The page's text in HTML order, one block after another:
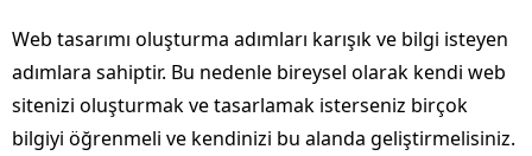
Web tasarımı oluşturma adımları karışık ve bilgi isteyen
adımlara sahiptir. Bu nedenle bireysel olarak kendi web
sitenizi oluşturmak ve tasarlamak isterseniz birçok
bilgiyi öğrenmeli ve kendinizi bu alanda geliştirmelisiniz.